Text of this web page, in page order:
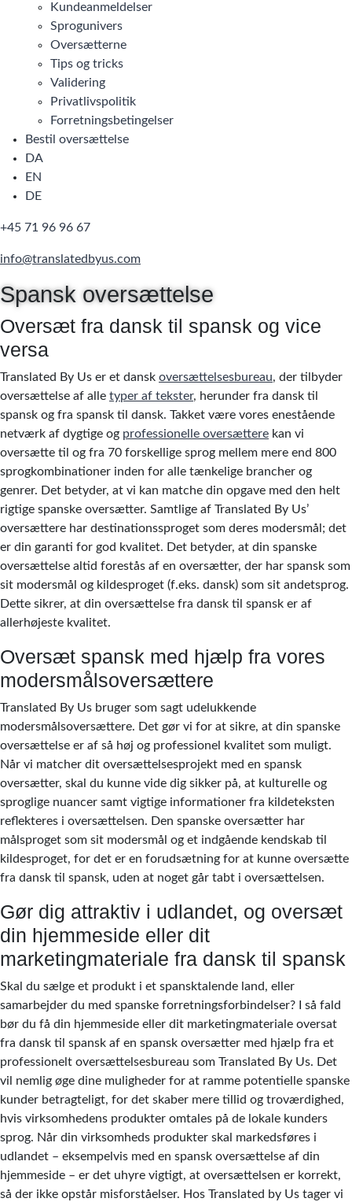
Kundeanmeldelser
Sprogunivers
Oversætterne
Tips og tricks
Validering
Privatlivspolitik
Forretningsbetingelser
Bestil oversættelse
DA
EN
DE
+45 71 96 96 67
info@translatedbyus.com
Spansk oversættelse
Oversæt fra dansk til spansk og vice
versa
Translated By Us er et dansk oversættelsesbureau, der tilbyder
oversættelse af alle typer af tekster, herunder fra dansk til
spansk og fra spansk til dansk. Takket være vores enestående
netværk af dygtige og professionelle oversættere kan vi
oversætte til og fra 70 forskellige sprog mellem mere end 800
sprogkombinationer inden for alle tænkelige brancher og
genrer. Det betyder, at vi kan matche din opgave med den helt
rigtige spanske oversætter. Samtlige af Translated By Us’
oversættere har destinationssproget som deres modersmål; det
er din garanti for god kvalitet. Det betyder, at din spanske
oversættelse altid forestås af en oversætter, der har spansk som
sit modersmål og kildesproget (f.eks. dansk) som sit andetsprog.
Dette sikrer, at din oversættelse fra dansk til spansk er af
allerhøjeste kvalitet.
Oversæt spansk med hjælp fra vores
modersmålsoversættere
Translated By Us bruger som sagt udelukkende
modersmålsoversættere. Det gør vi for at sikre, at din spanske
oversættelse er af så høj og professionel kvalitet som muligt.
Når vi matcher dit oversættelsesprojekt med en spansk
oversætter, skal du kunne vide dig sikker på, at kulturelle og
sproglige nuancer samt vigtige informationer fra kildeteksten
reflekteres i oversættelsen. Den spanske oversætter har
målsproget som sit modersmål og et indgående kendskab til
kildesproget, for det er en forudsætning for at kunne oversætte
fra dansk til spansk, uden at noget går tabt i oversættelsen.
Gør dig attraktiv i udlandet, og oversæt
din hjemmeside eller dit
marketingmateriale fra dansk til spansk
Skal du sælge et produkt i et spansktalende land, eller
samarbejder du med spanske forretningsforbindelser? I så fald
bør du få din hjemmeside eller dit marketingmateriale oversat
fra dansk til spansk af en spansk oversætter med hjælp fra et
professionelt oversættelsesbureau som Translated By Us. Det
vil nemlig øge dine muligheder for at ramme potentielle spanske
kunder betragteligt, for det skaber mere tillid og troværdighed,
hvis virksomhedens produkter omtales på de lokale kunders
sprog. Når din virksomheds produkter skal markedsføres i
udlandet – eksempelvis med en spansk oversættelse af din
hjemmeside – er det uhyre vigtigt, at oversættelsen er korrekt,
så der ikke opstår misforståelser. Hos Translated by Us tager vi